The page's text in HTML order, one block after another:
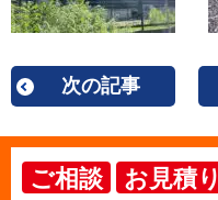
次の記事
ご相談 お見積り